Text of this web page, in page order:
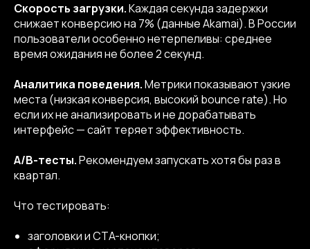
Скорость загрузки.Каждая секунда задержки
снижает конверсию на 7% (данные Akamai). В России
пользователи особенно нетерпеливы: среднее
время ожидания не более 2 секунд.
Аналитика поведения.Метрики показывают узкие
места (низкая конверсия, высокий bounce rate). Но
если их не анализировать и не дорабатывать
интерфейс — сайт теряет эффективность.
A/B-тесты.Рекомендуем запускать хотя бы раз в
квартал.
Что тестировать:
заголовки и CTA-кнопки;